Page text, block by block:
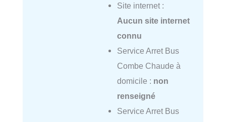
Site internet :
Aucun site internet
connu
Service Arret Bus
Combe Chaude à
domicile : non
renseigné
Service Arret Bus